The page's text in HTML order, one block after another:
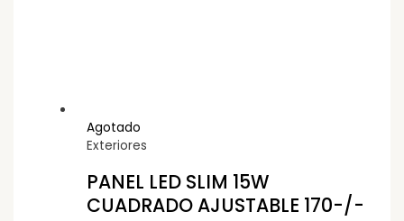
Agotado
Exteriores
PANEL LED SLIM 15W
CUADRADO AJUSTABLE 170-/-